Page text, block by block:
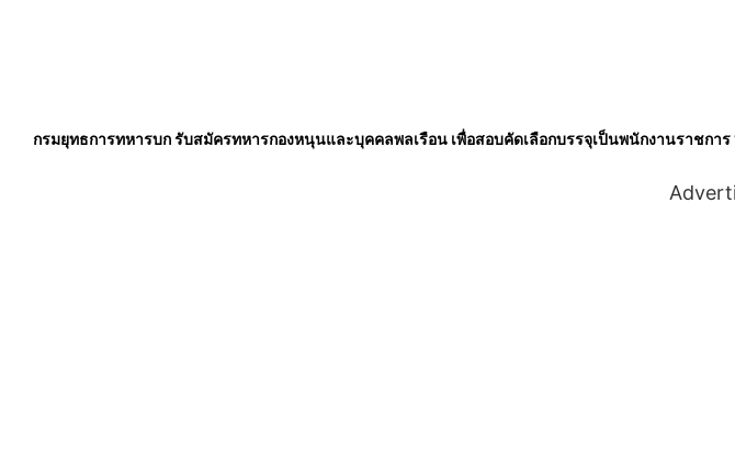
กรมยุทธการทหารบก รับสมัครทหารกองหนุนและบุคคลพลเรือน เพื่อสอบคัดเลือกบรรจุเป็นพนักงานราชก